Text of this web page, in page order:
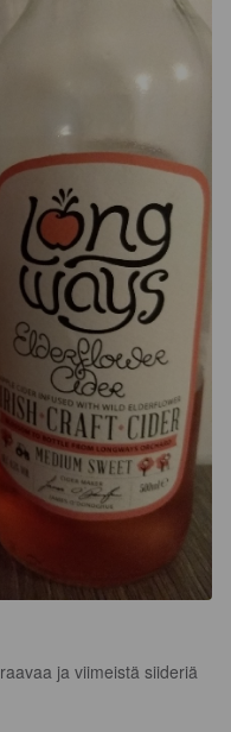
ja viimeistä siideriä